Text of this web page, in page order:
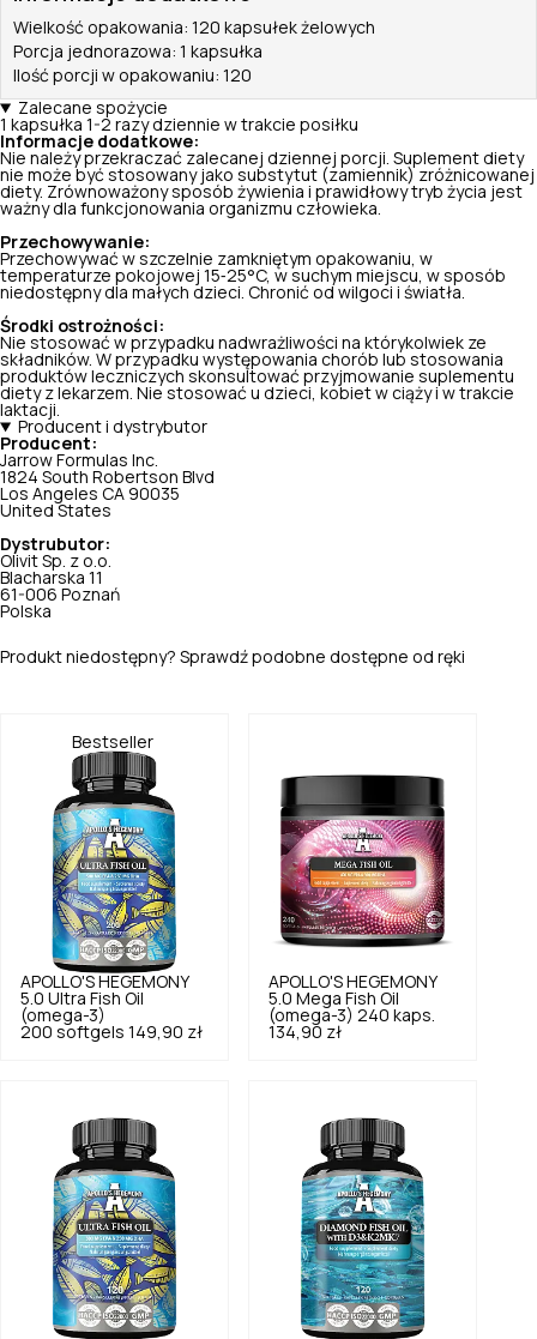
Wielkość opakowania: 120 kapsułek żelowych
Porcja jednorazowa: 1 kapsułka
Ilość porcji w opakowaniu: 120
Zalecane spożycie
1 kapsułka 1-2 razy dziennie w trakcie posiłku
Informacje dodatkowe:
Nie należy przekraczać zalecanej dziennej porcji. Suplement diety
nie może być stosowany jako substytut (zamiennik) zróżnicowanej
diety. Zrównoważony sposób żywienia i prawidłowy tryb życia jest
ważny dla funkcjonowania organizmu człowieka.
Przechowywanie:
Przechowywać w szczelnie zamkniętym opakowaniu, w
temperaturze pokojowej 15‑25°C, w suchym miejscu, w sposób
niedostępny dla małych dzieci. Chronić od wilgoci i światła.
Środki ostrożności:
Nie stosować w przypadku nadwrażliwości na którykolwiek ze
składników. W przypadku występowania chorób lub stosowania
produktów leczniczych skonsultować przyjmowanie suplementu
diety z lekarzem. Nie stosować u dzieci, kobiet w ciąży i w trakcie
laktacji.
Producent i dystrybutor
Producent:
Jarrow Formulas Inc.
1824 South Robertson Blvd
Los Angeles CA 90035
United States
Dystrubutor:
Olivit Sp. z o.o.
Blacharska 11
61-006 Poznań
Polska
Produkt niedostępny? Sprawdź podobne dostępne od ręki
Bestseller
APOLLO'S HEGEMONY
5.0 Ultra Fish Oil
(omega-3)
200 softgels 149,90 zł
APOLLO'S HEGEMONY
5.0 Mega Fish Oil
(omega-3) 240 kaps.
134,90 zł